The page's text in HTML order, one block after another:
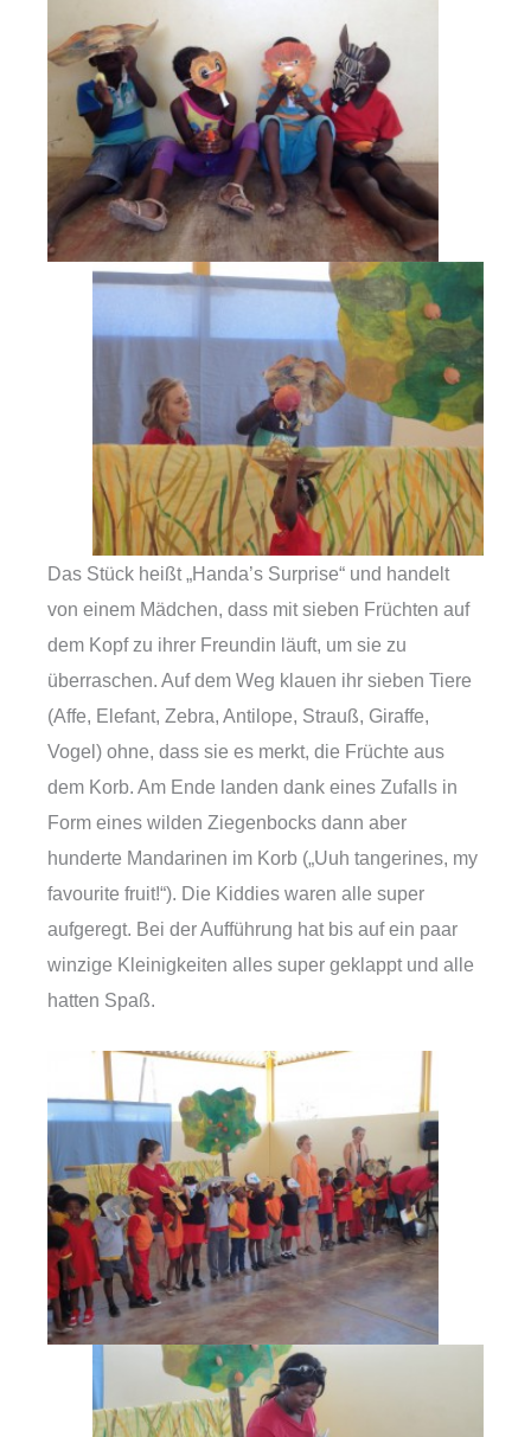
Das Stück heißt „Handa’s Surprise“ und handelt
von einem Mädchen, dass mit sieben Früchten auf
dem Kopf zu ihrer Freundin läuft, um sie zu
überraschen. Auf dem Weg klauen ihr sieben Tiere
(Affe, Elefant, Zebra, Antilope, Strauß, Giraffe,
Vogel) ohne, dass sie es merkt, die Früchte aus
dem Korb. Am Ende landen dank eines Zufalls in
Form eines wilden Ziegenbocks dann aber
hunderte Mandarinen im Korb („Uuh tangerines, my
favourite fruit!“). Die Kiddies waren alle super
aufgeregt. Bei der Aufführung hat bis auf ein paar
winzige Kleinigkeiten alles super geklappt und alle
hatten Spaß.